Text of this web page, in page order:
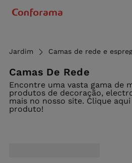
Jardim Camas de rede e
Camas De Rede
Encontre uma vasta gama de
produtos de decoração,
mais no nosso site. Clique
produto!